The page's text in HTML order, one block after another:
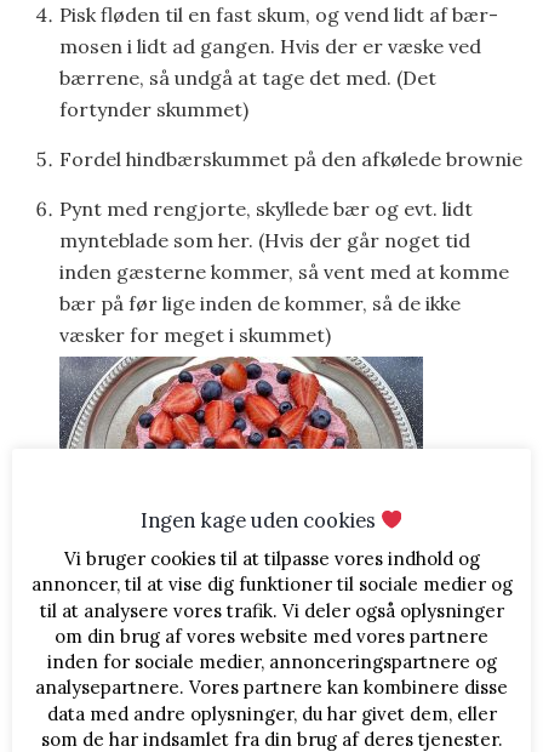
Pisk fløden til en fast skum, og vend lidt af bær-
mosen i lidt ad gangen. Hvis der er væske ved
bærrene, så undgå at tage det med. (Det
fortynder skummet)
Fordel hindbærskummet på den afkølede brownie
Pynt med rengjorte, skyllede bær og evt. lidt
mynteblade som her. (Hvis der går noget tid
inden gæsterne kommer, så vent med at komme
bær på før lige inden de kommer, så de ikke
væsker for meget i skummet)
Hold kagen på køl indtil servering.
Snittet på denne ser sådan ud, og smagen er
fantastisk
Ingen kage uden cookies
Vi bruger cookies til at tilpasse vores indhold og
annoncer, til at vise dig funktioner til sociale medier og
til at analysere vores trafik. Vi deler også oplysninger
om din brug af vores website med vores partnere
inden for sociale medier, annonceringspartnere og
analysepartnere. Vores partnere kan kombinere disse
data med andre oplysninger, du har givet dem, eller
som de har indsamlet fra din brug af deres tjenester.